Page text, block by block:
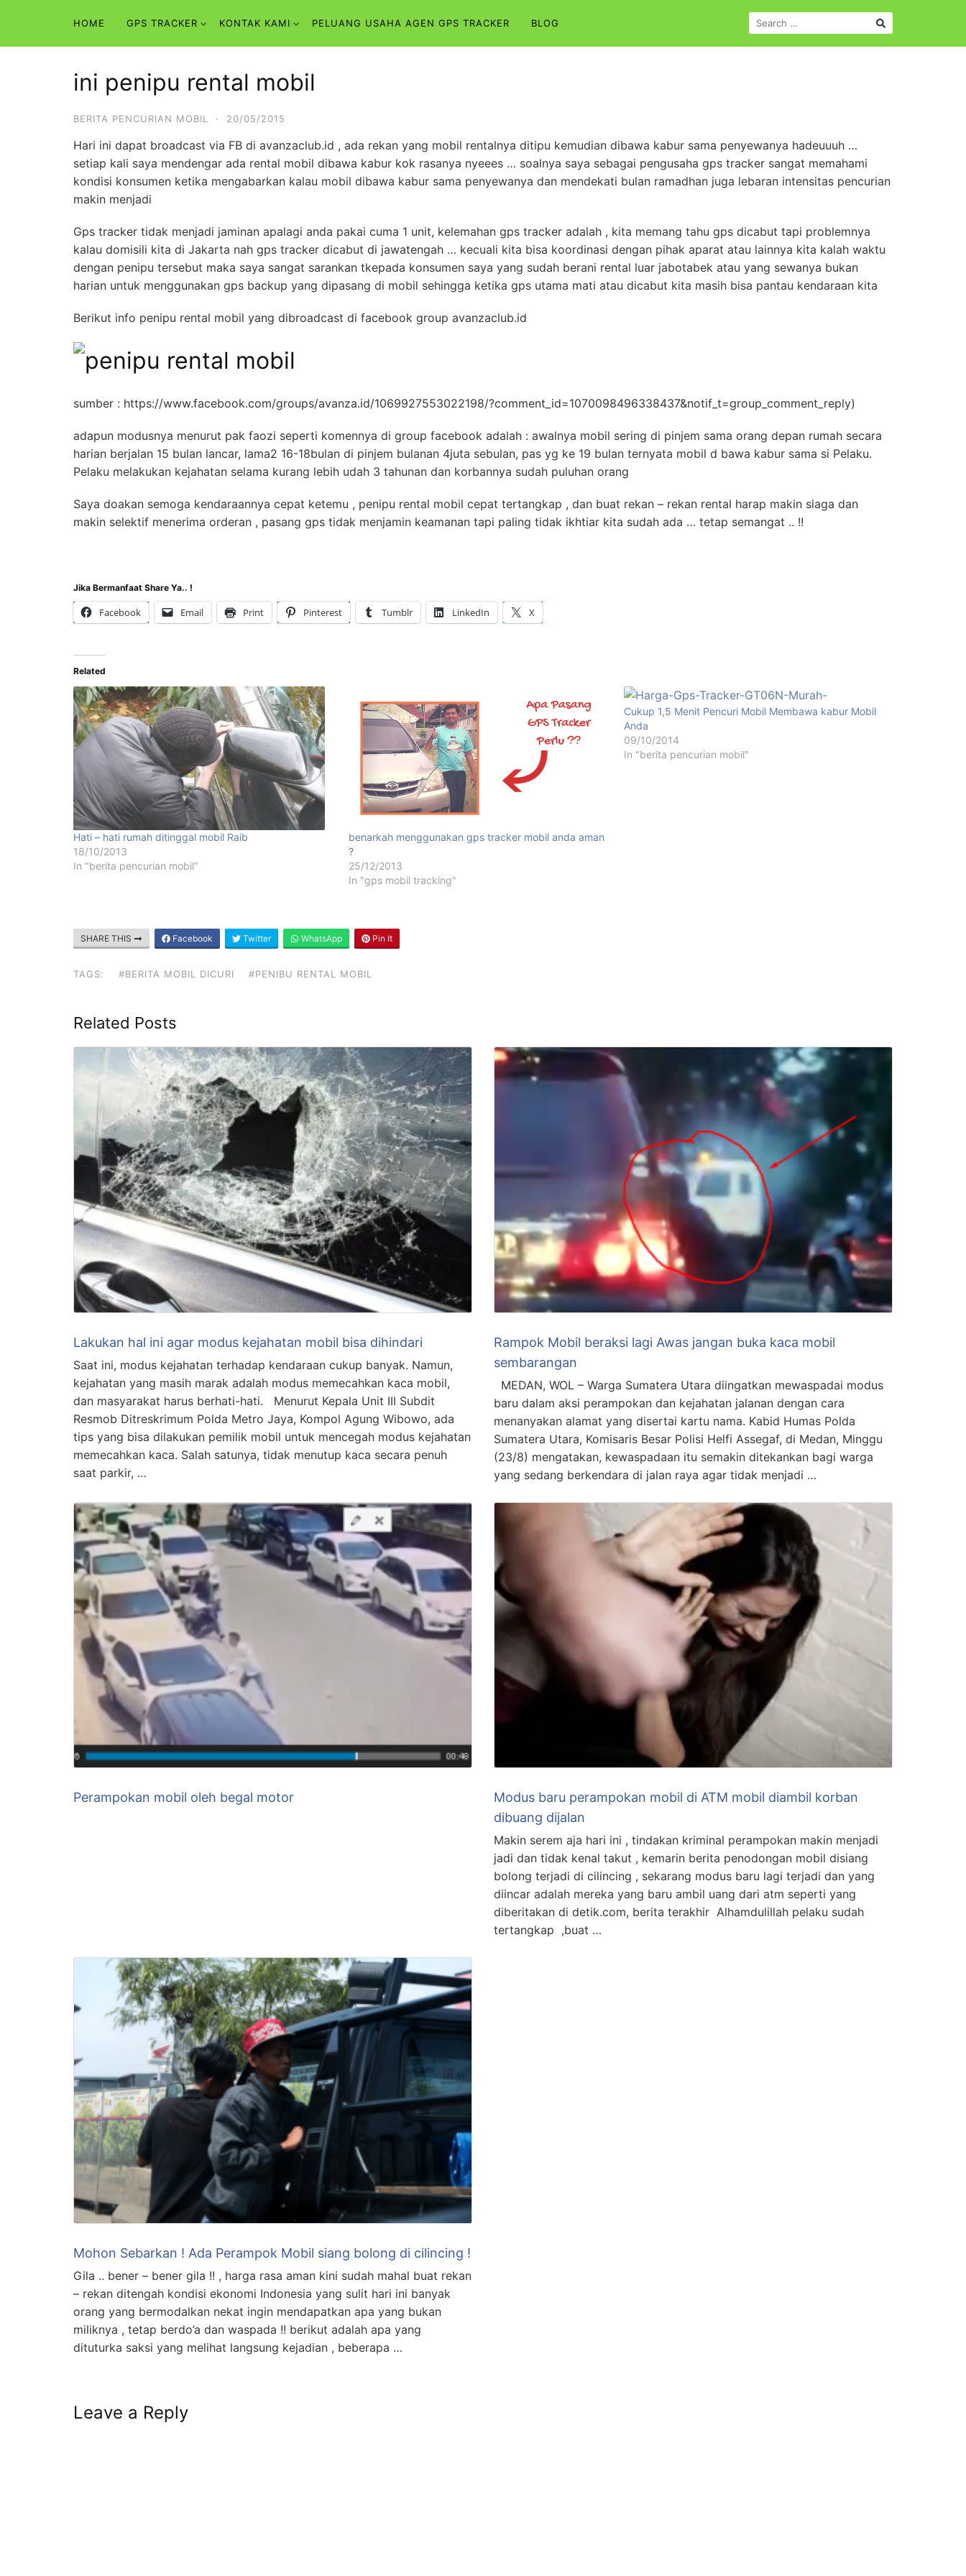
content
HOME GPS TRACKER KONTAK KAMI PELUANG USAHA AGEN GPS TRACKER BLOG
SEARCH
FOR:
ini penipu rental mobil
BERITA PENCURIAN MOBIL · 20/05/2015
Hari ini dapat broadcast via FB di avanzaclub.id , ada rekan yang mobil rentalnya ditipu kemudian dibawa kabur sama penyewanya hadeuuuh …
setiap kali saya mendengar ada rental mobil dibawa kabur kok rasanya nyeees … soalnya saya sebagai pengusaha gps tracker sangat memahami
kondisi konsumen ketika mengabarkan kalau mobil dibawa kabur sama penyewanya dan mendekati bulan ramadhan juga lebaran intensitas pencurian
makin menjadi
Gps tracker tidak menjadi jaminan apalagi anda pakai cuma 1 unit, kelemahan gps tracker adalah , kita memang tahu gps dicabut tapi problemnya
kalau domisili kita di Jakarta nah gps tracker dicabut di jawatengah … kecuali kita bisa koordinasi dengan pihak aparat atau lainnya kita kalah waktu
dengan penipu tersebut maka saya sangat sarankan tkepada konsumen saya yang sudah berani rental luar jabotabek atau yang sewanya bukan
harian untuk menggunakan gps backup yang dipasang di mobil sehingga ketika gps utama mati atau dicabut kita masih bisa pantau kendaraan kita
Berikut info penipu rental mobil yang dibroadcast di facebook group avanzaclub.id
sumber : https://www.facebook.com/groups/avanza.id/1069927553022198/?comment_id=1070098496338437&notif_t=group_comment_reply)
adapun modusnya menurut pak faozi seperti komennya di group facebook adalah : awalnya mobil sering di pinjem sama orang depan rumah secara
harian berjalan 15 bulan lancar, lama2 16-18bulan di pinjem bulanan 4juta sebulan, pas yg ke 19 bulan ternyata mobil d bawa kabur sama si Pelaku.
Pelaku melakukan kejahatan selama kurang lebih udah 3 tahunan dan korbannya sudah puluhan orang
Saya doakan semoga kendaraannya cepat ketemu , penipu rental mobil cepat tertangkap , dan buat rekan – rekan rental harap makin siaga dan
makin selektif menerima orderan , pasang gps tidak menjamin keamanan tapi paling tidak ikhtiar kita sudah ada … tetap semangat .. !!
Jika Bermanfaat Share Ya.. !
Facebook Email Print Pinterest Tumblr LinkedIn X
Related
Hati – hati rumah ditinggal mobil Raib
18/10/2013
In "berita pencurian mobil"
benarkah menggunakan gps tracker mobil anda aman
?
25/12/2013
In "gps mobil tracking"
Cukup 1,5 Menit Pencuri Mobil Membawa kabur Mobil
Anda
09/10/2014
In "berita pencurian mobil"
SHARE THIS Facebook Twitter WhatsApp Pin It
TAGS: #BERITA MOBIL DICURI #PENIBU RENTAL MOBIL
Related Posts
Lakukan hal ini agar modus kejahatan mobil bisa dihindari
Saat ini, modus kejahatan terhadap kendaraan cukup banyak. Namun,
kejahatan yang masih marak adalah modus memecahkan kaca mobil,
dan masyarakat harus berhati-hati. Menurut Kepala Unit III Subdit
Resmob Ditreskrimum Polda Metro Jaya, Kompol Agung Wibowo‎, ada
tips yang bisa dilakukan pemilik mobil untuk mencegah modus kejahatan
memecahkan kaca. Salah satunya, tidak menutup kaca secara penuh
saat parkir, …
Rampok Mobil beraksi lagi Awas jangan buka kaca mobil
sembarangan
MEDAN, WOL – Warga Sumatera Utara diingatkan mewaspadai modus
baru dalam aksi perampokan dan kejahatan jalanan dengan cara
menanyakan alamat yang disertai kartu nama. Kabid Humas Polda
Sumatera Utara, Komisaris Besar Polisi Helfi Assegaf, di Medan, Minggu
(23/8) mengatakan, kewaspadaan itu semakin ditekankan bagi warga
yang sedang berkendara di jalan raya agar tidak menjadi …
Perampokan mobil oleh begal motor
Modus baru perampokan mobil di ATM mobil diambil korban
dibuang dijalan
Makin serem aja hari ini , tindakan kriminal perampokan makin menjadi
jadi dan tidak kenal takut , kemarin berita penodongan mobil disiang
bolong terjadi di cilincing , sekarang modus baru lagi terjadi dan yang
diincar adalah mereka yang baru ambil uang dari atm seperti yang
diberitakan di detik.com, berita terakhir Alhamdulillah pelaku sudah
tertangkap ,buat …
Mohon Sebarkan ! Ada Perampok Mobil siang bolong di cilincing !
Gila .. bener – bener gila !! , harga rasa aman kini sudah mahal buat rekan
– rekan ditengah kondisi ekonomi Indonesia yang sulit hari ini banyak
orang yang bermodalkan nekat ingin mendapatkan apa yang bukan
miliknya , tetap berdo’a dan waspada !! berikut adalah apa yang
dituturka saksi yang melihat langsung kejadian , beberapa …
Leave a Reply